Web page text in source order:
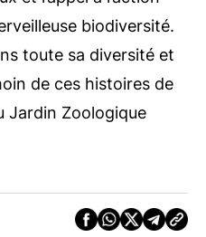
biodiversité.
toute sa diversité et
de ces histoires de
Jardin Zoologique